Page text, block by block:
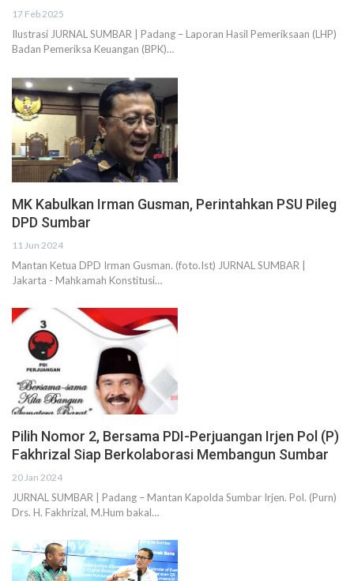
17 Feb 2025
Ilustrasi JURNAL SUMBAR | Padang – Laporan Hasil Pemeriksaan (LHP)
Badan Pemeriksa Keuangan (BPK)…
MK Kabulkan Irman Gusman, Perintahkan PSU Pileg
DPD Sumbar
11 Jun 2024
Mantan Ketua DPD Irman Gusman. (foto.Ist) JURNAL SUMBAR |
Jakarta - Mahkamah Konstitusi…
Pilih Nomor 2, Bersama PDI-Perjuangan Irjen Pol (P)
Fakhrizal Siap Berkolaborasi Membangun Sumbar
20 Jan 2024
JURNAL SUMBAR | Padang – Mantan Kapolda Sumbar Irjen. Pol. (Purn)
Drs. H. Fakhrizal, M.Hum bakal…